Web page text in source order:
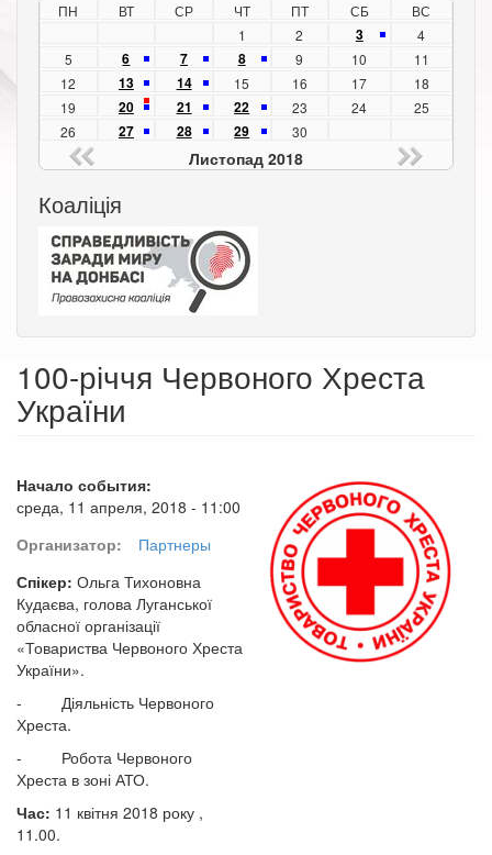
ПН ВТ СР ЧТ ПТ СБ
ВС
1
2 3
4
5
6 7 8 9 10
11
12
13 14 15 16 17
18
19
20 21 22 23 24
25
26
27 28 29 30
Листопад 2018
Коаліція
100-річчя Червоного Хреста
України
Начало события:
среда, 11 апреля, 2018 - 11:00
Организатор:
Партнеры
Спікер: Ольга Тихоновна
Кудаєва, голова Луганської
обласної організації
«Товариства Червоного Хреста
України».
- Діяльність Червоного
Хреста.
- Робота Червоного
Хреста в зоні АТО.
Час: 11 квітня 2018 року ,
11.00.